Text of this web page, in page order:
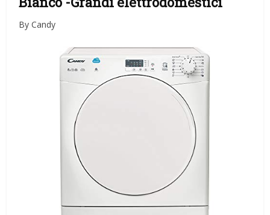
By Candy